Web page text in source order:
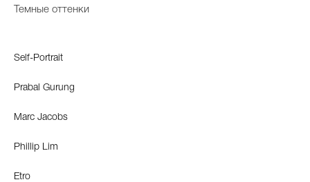
Темные оттенки
Self-Portrait
Prabal Gurung
Marc Jacobs
Phillip Lim
Etro